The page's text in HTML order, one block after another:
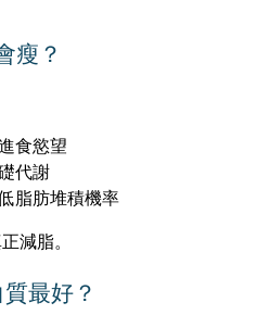
瘦？
食慾望
代謝
脂肪堆積機率
減脂。
最好？